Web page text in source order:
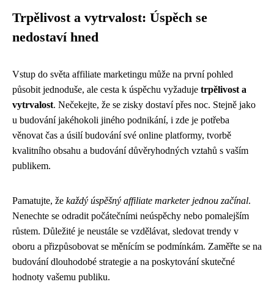
Trpělivost a vytrvalost: Úspěch se
nedostaví hned
Vstup do světa affiliate marketingu může na první pohled
působit jednoduše, ale cesta k úspěchu vyžaduje trpělivost a
vytrvalost. Nečekejte, že se zisky dostaví přes noc. Stejně jako
u budování jakéhokoli jiného podnikání, i zde je potřeba
věnovat čas a úsilí budování své online platformy, tvorbě
kvalitního obsahu a budování důvěryhodných vztahů s vaším
publikem.
Pamatujte, že každý úspěšný affiliate marketer jednou začínal.
Nenechte se odradit počátečními neúspěchy nebo pomalejším
růstem. Důležité je neustále se vzdělávat, sledovat trendy v
oboru a přizpůsobovat se měnícím se podmínkám. Zaměřte se na
budování dlouhodobé strategie a na poskytování skutečné
hodnoty vašemu publiku.